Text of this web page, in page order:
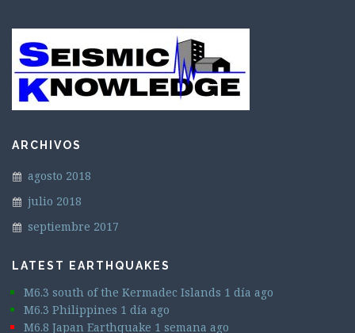
ARCHIVOS
agosto 2018
julio 2018
septiembre 2017
LATEST EARTHQUAKES
M6.3 south of the Kermadec Islands 1 día ago
M6.3 Philippines 1 día ago
M6.8 Japan Earthquake 1 semana ago